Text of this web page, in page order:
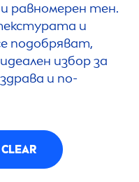
равномерен тен.
и
подобряват,
избор за
и по-
CLEAR